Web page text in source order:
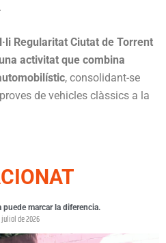
Regularitat Ciutat de Torrent
activitat que combina
, consolidant-se
de vehicles clàssics a la
puede marcar la diferencia.
juliol de 2026